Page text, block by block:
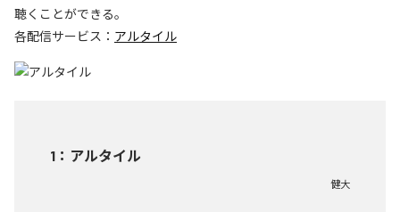
聴くことができる。
各配信サービス： アルタイル
1 ： アルタイル
健大